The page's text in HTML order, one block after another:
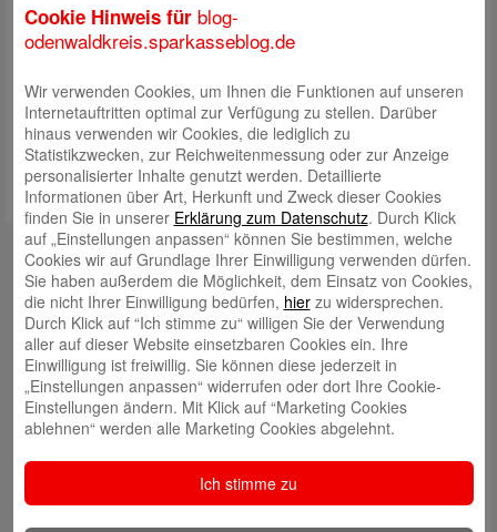
von Gastautor: Florian Grim (Sparkassen-BeratungsCenter Bad König)
Kontakt
mail@sparkasse-odenwaldkreis.de
Telefon: 06062 500
Auch per WhatsApp erreichbar!
Neueste Beiträge
Öffnungszeiten der Sparkasse zum Wiesenmarkt
Cookie Hinweis für blog-
odenwaldkreis.sparkasseblog.de
Wir verwenden Cookies, um Ihnen die Funktionen auf unseren
Internetauftritten optimal zur Verfügung zu stellen. Darüber
hinaus verwenden wir Cookies, die lediglich zu
Statistikzwecken, zur Reichweitenmessung oder zur Anzeige
personalisierter Inhalte genutzt werden. Detaillierte
Informationen über Art, Herkunft und Zweck dieser Cookies
finden Sie in unserer Erklärung zum Datenschutz. Durch Klick
auf „Einstellungen anpassen“ können Sie bestimmen, welche
Cookies wir auf Grundlage Ihrer Einwilligung verwenden dürfen.
Sie haben außerdem die Möglichkeit, dem Einsatz von Cookies,
die nicht Ihrer Einwilligung bedürfen, hierzu widersprechen.
Durch Klick auf “Ich stimme zu“ willigen Sie der Verwendung
aller auf dieser Website einsetzbaren Cookies ein. Ihre
Einwilligung ist freiwillig. Sie können diese jederzeit in
„Einstellungen anpassen“ widerrufen oder dort Ihre Cookie-
Einstellungen ändern. Mit Klick auf “Marketing Cookies
ablehnen“ werden alle Marketing Cookies abgelehnt.
Ich stimme zu